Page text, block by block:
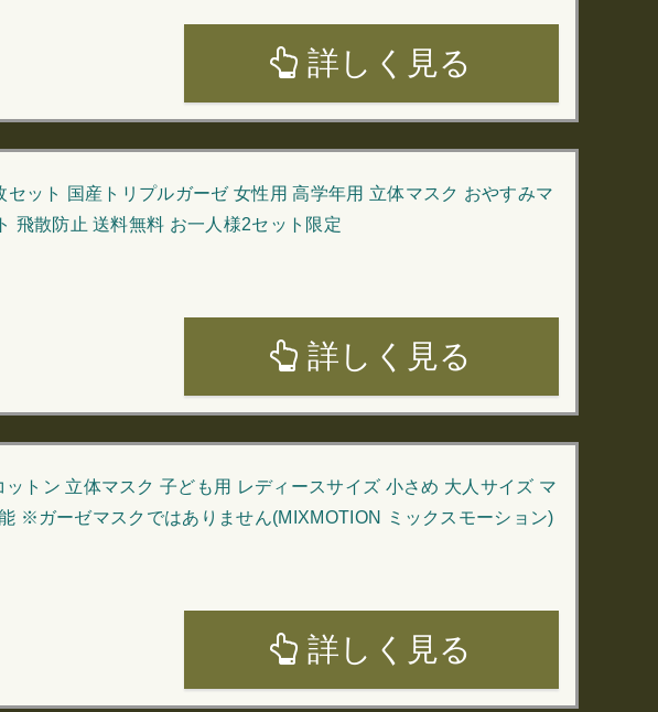
詳しく見る
ット 国産トリプルガーゼ 女性用 高学年用 立体マスク おやすみマ
飛散防止 送料無料 お一人様2セット限定
詳しく見る
トン 立体マスク 子ども用 レディースサイズ 小さめ 大人サイズ マ
※ガーゼマスクではありません(MIXMOTION ミックスモーション)
詳しく見る